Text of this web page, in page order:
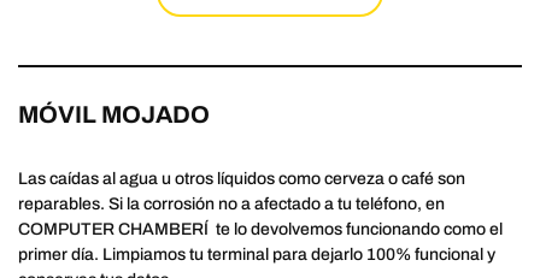
MÓVIL MOJADO
Las caídas al agua u otros líquidos como cerveza o café son
reparables. Si la corrosión no a afectado a tu teléfono, en
COMPUTER CHAMBERÍ te lo devolvemos funcionando como el
primer día. Limpiamos tu terminal para dejarlo 100% funcional y